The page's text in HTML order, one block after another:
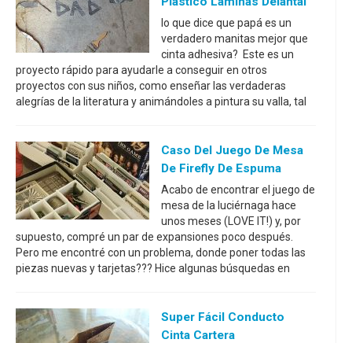
lo que dice que papá es un
verdadero manitas mejor que
cinta adhesiva? Este es un
proyecto rápido para ayudarle a conseguir en otros
proyectos con sus niños, como enseñar las verdaderas
alegrías de la literatura y animándoles a pintura su valla, tal
Caso Del Juego De Mesa
De Firefly De Espuma
Acabo de encontrar el juego de
mesa de la luciérnaga hace
unos meses (LOVE IT!) y, por
supuesto, compré un par de expansiones poco después.
Pero me encontré con un problema, donde poner todas las
piezas nuevas y tarjetas??? Hice algunas búsquedas en
Super Fácil Conducto
Cinta Cartera